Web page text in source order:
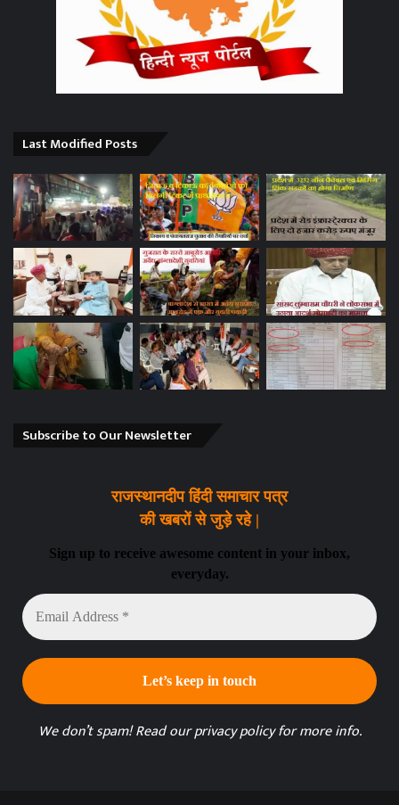
Last Modified Posts
Subscribe to Our Newsletter
राजस्थानदीप हिंदी समाचार पत्र
की खबरों से जुड़े रहे |
Sign up to receive awesome content in your inbox,
everyday.
Email
Address
*
We don’t spam! Read ourprivacy policyfor more info.